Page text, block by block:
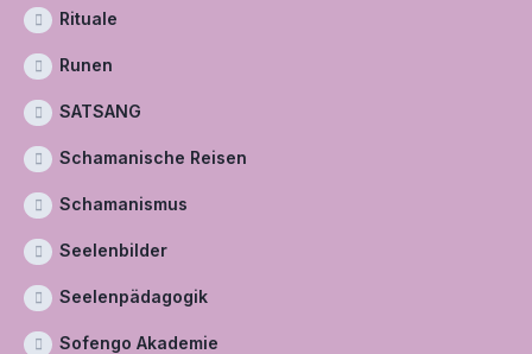
Rituale
Runen
SATSANG
Schamanische Reisen
Schamanismus
Seelenbilder
Seelenpädagogik
Sofengo Akademie